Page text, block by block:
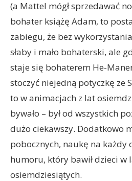
(a Mattel mógł sprzedawać
bohater książę Adam, to
zabiegu, że bez
słaby i mało bohaterski, ale
staje się bohaterem He-
stoczyć niejedną potyczkę ze
to w animacjach z lat
bywało – był od wszystkich
dużo ciekawszy. Dodatkowo
pobocznych, naukę na każdy
humoru, który bawił dzieci w
osiemdziesiątych.